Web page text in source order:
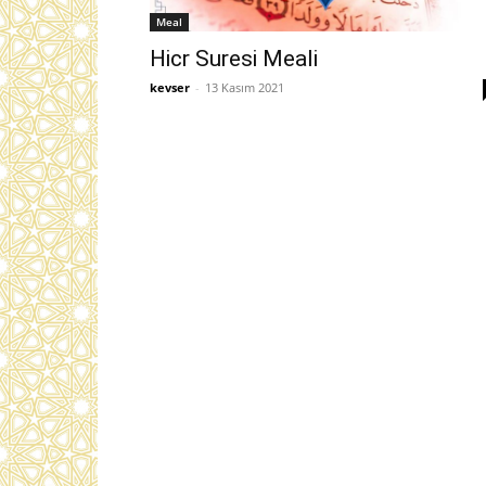
Meal
Hicr Suresi Meali
kevser - 13 Kasım 2021